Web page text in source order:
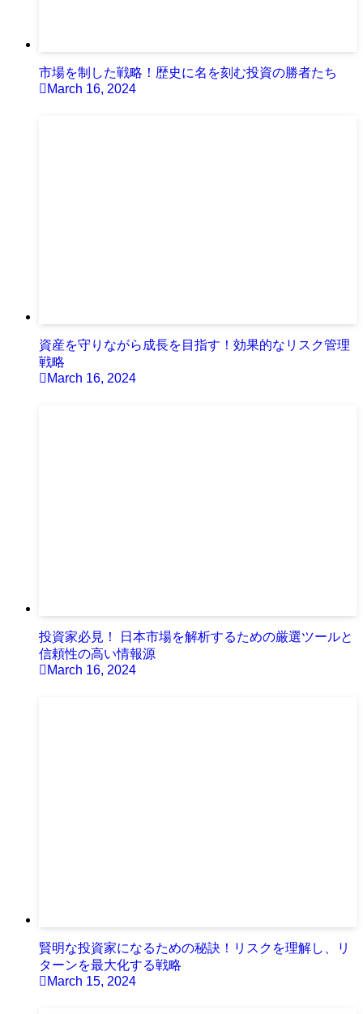
市場を制した戦略！歴史に名を刻む投資の勝者たち
March 16, 2024
資産を守りながら成長を目指す！効果的なリスク管理
戦略
March 16, 2024
投資家必見！ 日本市場を解析するための厳選ツールと
信頼性の高い情報源
March 16, 2024
賢明な投資家になるための秘訣！リスクを理解し、リ
ターンを最大化する戦略
March 15, 2024